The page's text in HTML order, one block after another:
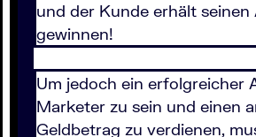
und der Kunde erhält seinen
gewinnen!
Um jedoch ein erfolgreicher
Marketer zu sein und einen
Geldbetrag zu verdienen,